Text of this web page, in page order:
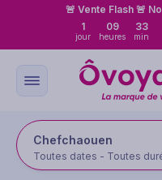
🚨 Vente Flash 🚨
1
jour
09
heures
33
min
Chefchaouen
Toutes dates - Toutes